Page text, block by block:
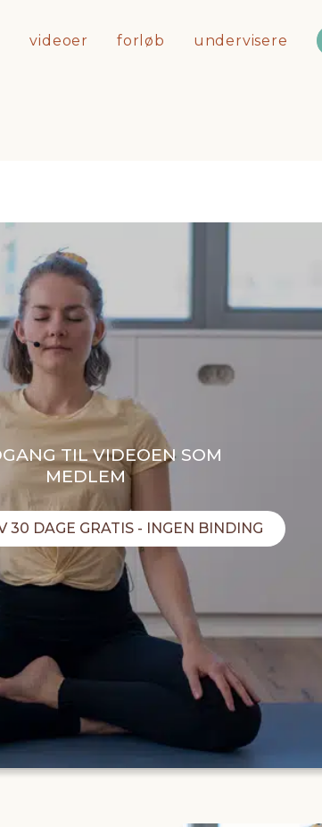
videoer forløb undervisere
TIL VIDEOEN SOM
MEDLEM
30 DAGE GRATIS - INGEN BINDING